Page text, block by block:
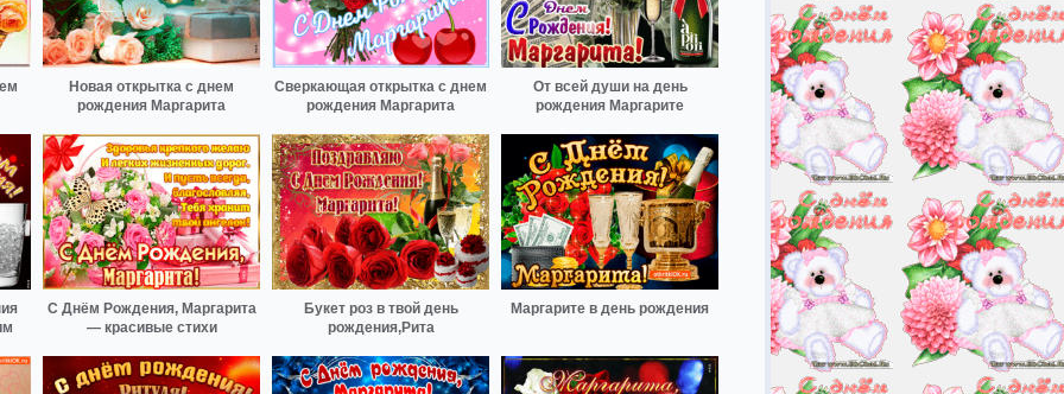
Новая открытка с днем
рождения Маргарита
Сверкающая открытка с днем
рождения Маргарита
От всей души на день
рождения Маргарите
С Днём Рождения, Маргарита
— красивые стихи
Букет роз в твой день
рождения,Рита
Маргарите в день рождения